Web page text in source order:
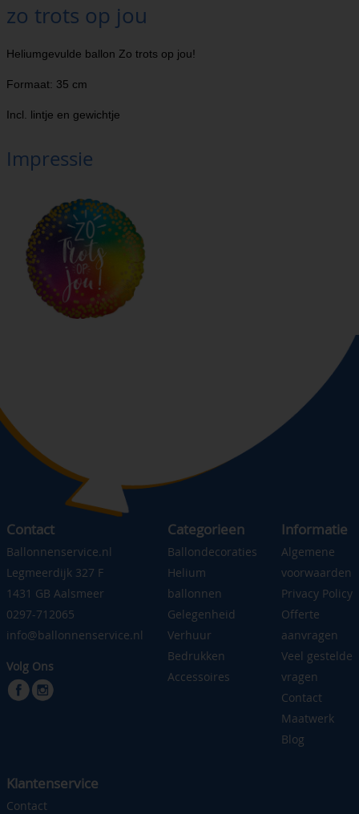
zo trots op jou
Heliumgevulde ballon Zo trots op jou!
Formaat: 35 cm
Incl. lintje en gewichtje
Impressie
Contact
Ballonnenservice.nl
Legmeerdijk 327 F
1431 GB Aalsmeer
0297-712065
info@ballonnenservice.nl
Volg Ons
Categorieen
Ballondecoraties
Helium
ballonnen
Gelegenheid
Verhuur
Bedrukken
Accessoires
Informatie
Algemene
voorwaarden
Privacy Policy
Offerte
aanvragen
Veel gestelde
vragen
Contact
Maatwerk
Blog
Klantenservice
Contact